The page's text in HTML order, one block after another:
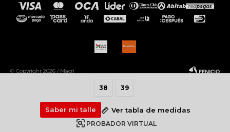
38 39
Saber mi talle Ver tabla de medidas
PROBADOR VIRTUAL
© Copyright 2026 / Macri